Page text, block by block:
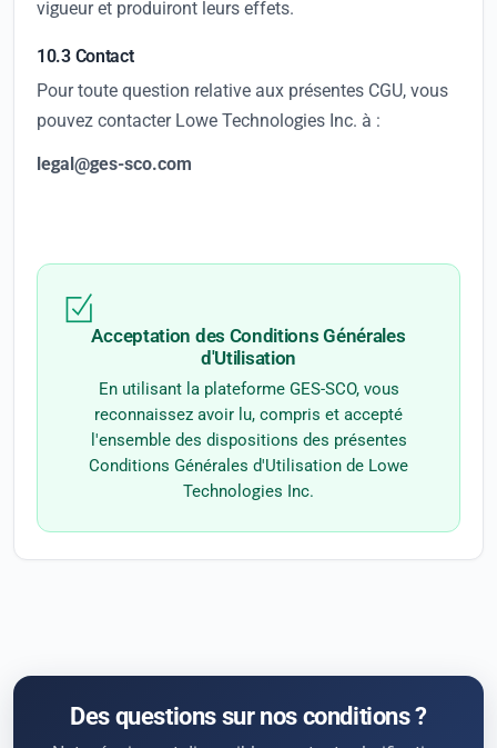
vigueur et produiront leurs effets.
10.3 Contact
Pour toute question relative aux présentes CGU, vous
pouvez contacter Lowe Technologies Inc. à :
legal@ges-sco.com
Acceptation des Conditions Générales
d'Utilisation
En utilisant la plateforme GES-SCO, vous
reconnaissez avoir lu, compris et accepté
l'ensemble des dispositions des présentes
Conditions Générales d'Utilisation de Lowe
Technologies Inc.
Des questions sur nos conditions ?